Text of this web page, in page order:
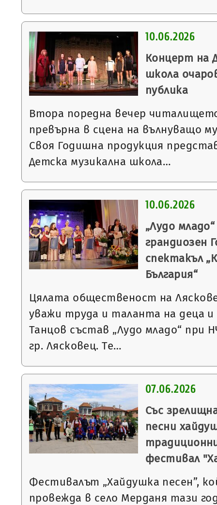
10.06.2026
Концерт на
школа
публика
Втора поредна вечер
превърна в сцена на вълнуващо
Своя Годишна продукция
Детска музикална школа…
10.06.2026
„Лудо
грандиозен
спектакъл
България“
Цялата общественост на
уважи труда и таланта на деца
Танцов състав „Лудо младо“ при
гр. Лясковец. Те…
07.06.2026
Със
песни
фестивал
Фестивалът „Хайдушка песен”,
провежда в село Мерданя тази